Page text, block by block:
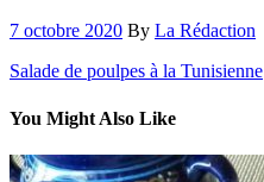
7 octobre 2020 By La Rédaction
Salade de poulpes à la Tunisienne
You Might Also Like